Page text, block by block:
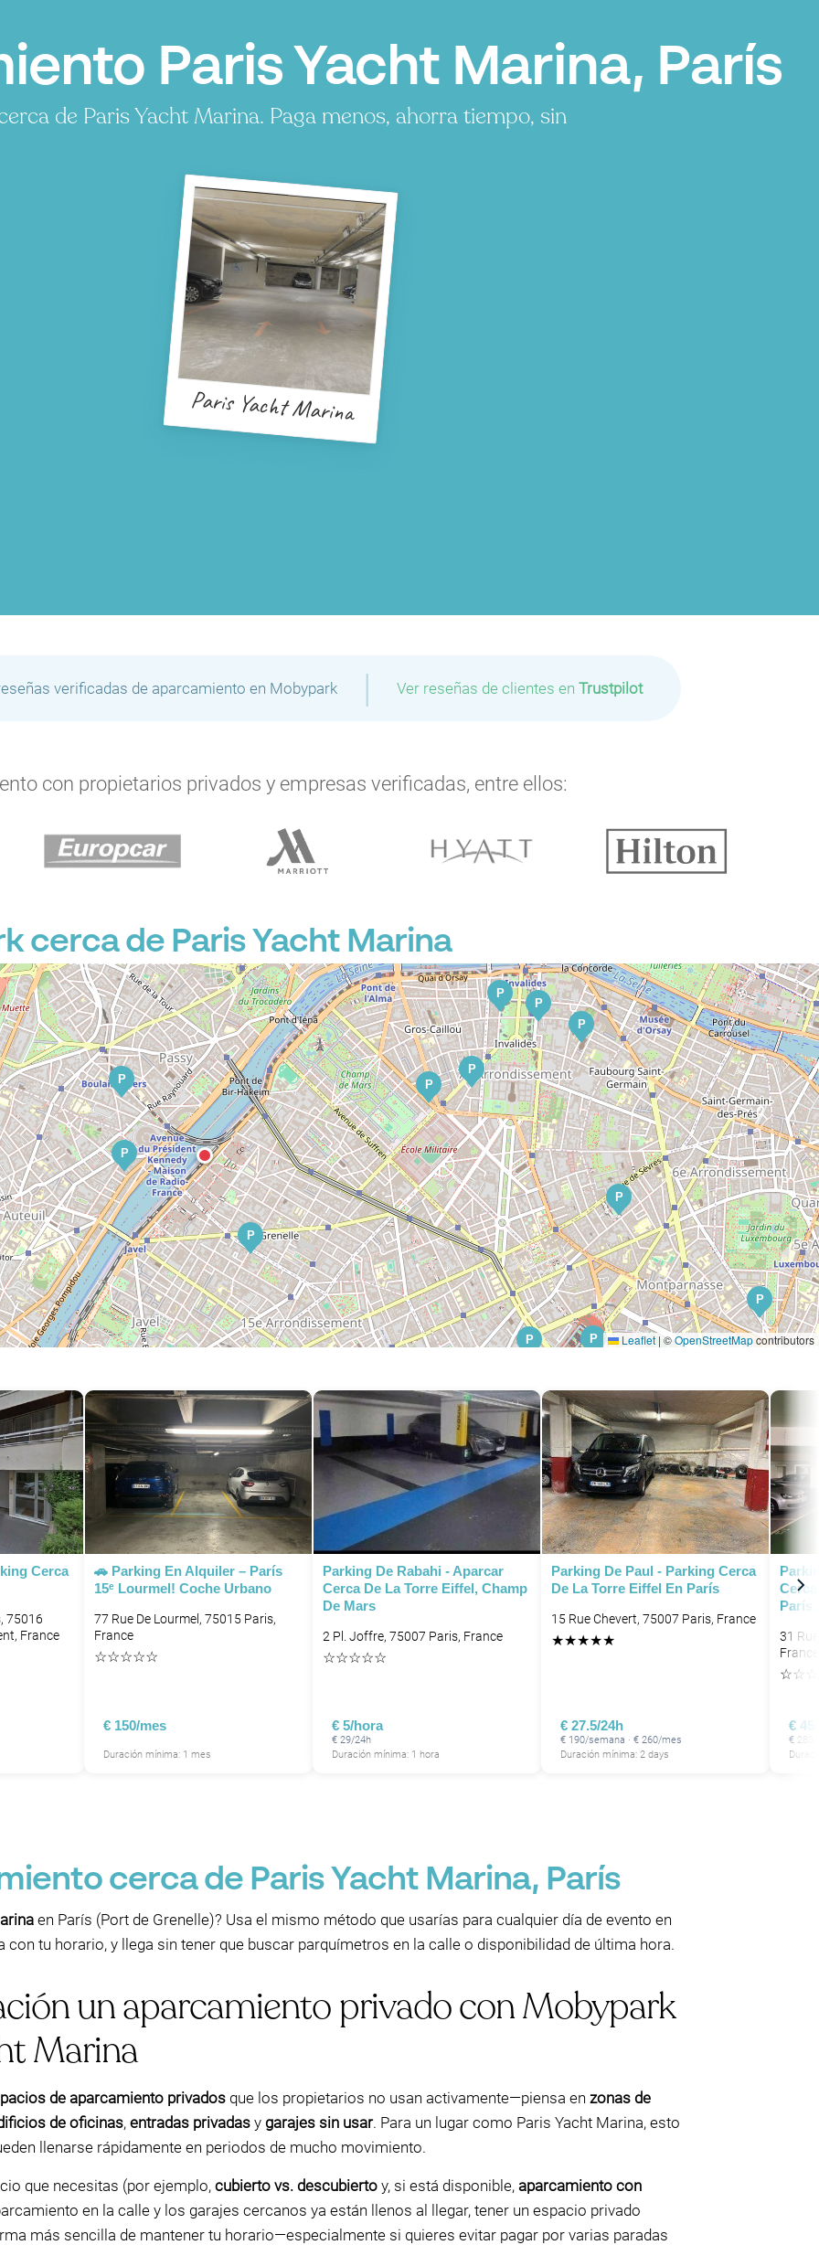
Paris Yacht Marina, París
de Paris Yacht Marina. Paga menos, ahorra tiempo, sin
Paris Yacht Marina
verificadas de aparcamiento en Mobypark | Ver reseñas de clientes en Trustpilot
con propietarios privados y empresas verificadas, entre ellos:
cerca de Paris Yacht Marina
P
P
P
P
P
P
P
P
P
P
P
P
P
P
P
P
P
P
Leaflet | ©OpenStreetMapcontributors
Cerca
75016
France
🚗 Parking En Alquiler – París
15ᵉ Lourmel! Coche Urbano
77 Rue De Lourmel, 75015 Paris,
France
☆☆☆☆☆
€ 150/mes
Duración mínima: 1 mes
Parking De Rabahi - Aparcar
Cerca De La Torre Eiffel, Champ
De Mars
2 Pl. Joffre, 75007 Paris, France
☆☆☆☆☆
€ 5/hora
€ 29/24h
Duración mínima: 1 hora
Parking De Paul - Parking Cerca
De La Torre Eiffel En París
15 Rue Chevert, 75007 Paris, France
★★★★★
€ 27.5/24h
€ 190/semana · € 260/mes
Duración mínima: 2 days
París
31
France
☆☆
€
€ 280/
cerca de Paris Yacht Marina, París
en París (Port de Grenelle)? Usa el mismo método que usarías para cualquier día de evento en
con tu horario, y llega sin tener que buscar parquímetros en la calle o disponibilidad de última hora.
un aparcamiento privado con Mobypark
Marina
de aparcamiento privados que los propietarios no usan activamente—piensa en zonas de
de oficinas, entradas privadas y garajes sin usar. Para un lugar como Paris Yacht Marina, esto
llenarse rápidamente en periodos de mucho movimiento.
que necesitas (por ejemplo, cubierto vs. descubierto y, si está disponible, aparcamiento con
en la calle y los garajes cercanos ya están llenos al llegar, tener un espacio privado
más sencilla de mantener tu horario—especialmente si quieres evitar pagar por varias paradas